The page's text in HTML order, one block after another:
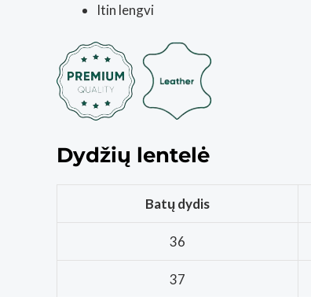
Itin lengvi
Dydžių lentelė
Batų dydis
36
37